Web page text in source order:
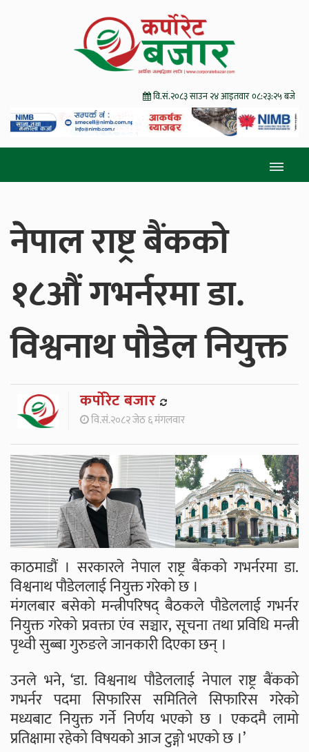
वि.सं.२०८३ साउन २४ आइतवार ०८:२३:२७ बजे
नेपाल राष्ट्र बैंकको
१८औं गभर्नरमा डा.
विश्वनाथ पौडेल नियुक्त
कर्पाेरेट बजार
वि.सं.२०८२ जेठ ६ मंगलवार
काठमाडौं । सरकारले नेपाल राष्ट्र बैंकको गभर्नरमा डा.
विश्वनाथ पौडेललाई नियुक्त गरेको छ ।
मंगलबार बसेको मन्त्रीपरिषद् बैठकले पौडेललाई गभर्नर
नियुक्त गरेको प्रवक्ता एंव सञ्चार, सूचना तथा प्रविधि मन्त्री
पृथ्वी सुब्बा गुरुङले जानकारी दिएका छन् ।
उनले भने, ‘डा. विश्वनाथ पौडेललाई नेपाल राष्ट्र बैंकको
गभर्नर पदमा सिफारिस समितिले सिफारिस गरेको
मध्यबाट नियुक्त गर्ने निर्णय भएको छ । एकदमै लामो
प्रतिक्षामा रहेको विषयको आज टुङ्गो भएको छ ।’